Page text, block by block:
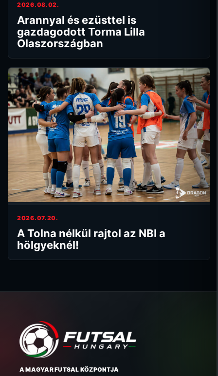
2026.08.02.
Arannyal és ezüsttel is
gazdagodott Torma Lilla
Olaszországban
2026.07.20.
A Tolna nélkül rajtol az NBI a
hölgyeknél!
A MAGYAR FUTSAL KÖZPONTJA